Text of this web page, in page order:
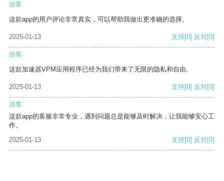
游客
这款app的用户评论非常真实，可以帮助我做出更准确的选择。
2025-01-13 支持[0] 反对[0]
游客
这款加速器VPM应用程序已经为我们带来了无限的隐私和自由。
2025-01-13 支持[0] 反对[0]
游客
这款app的客服非常专业，遇到问题总是能够及时解决，让我能够安心工
作。
2025-01-13
支持[0] 反对[0]